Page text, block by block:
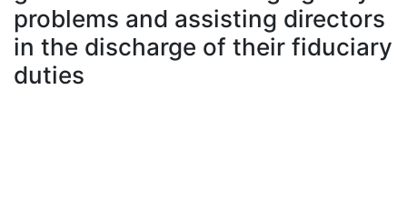
problems and assisting directors
in the discharge of their fiduciary
duties